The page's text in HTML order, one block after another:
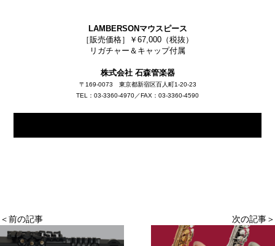
LAMBERSONマウスピース
［販売価格］￥67,000（税抜）
リガチャー＆キャップ付属
株式会社 石森管楽器
〒169-0073 東京都新宿区百人町1-20-23
TEL：03-3360-4970／FAX：03-3360-4590
＜前の記事 次の記事＞